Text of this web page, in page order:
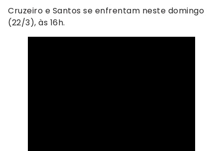
Cruzeiro e Santos se enfrentam neste domingo
(22/3), às 16h.